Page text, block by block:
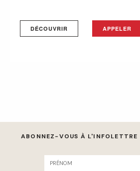
DÉCOUVRIR APPELER
ABONNEZ-VOUS À L'INFOLETTRE